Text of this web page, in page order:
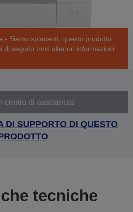
- Siamo spiacenti, questo prodotto
di seguito trovi ulteriori informazioni
centro di assistenza
DI SUPPORTO DI QUESTO
tecniche